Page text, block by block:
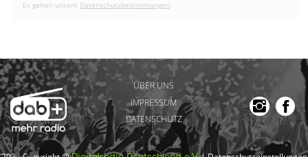
Es gelten unsere Datenschutzbestimmungen
ÜBER UNS
IMPRESSUM
DATENSCHUTZ